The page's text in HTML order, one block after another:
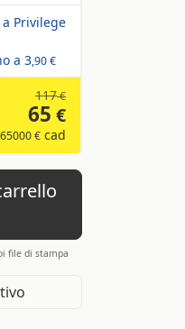
Privilege
a 3,90 €
117€
65 €
€ cad
file di stampa